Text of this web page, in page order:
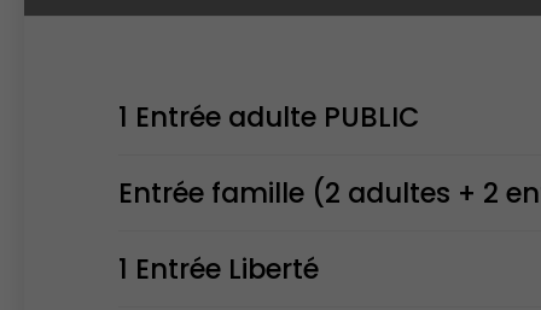
1 Entrée adulte PUBLIC
Entrée famille (2 adultes + 2
1 Entrée Liberté